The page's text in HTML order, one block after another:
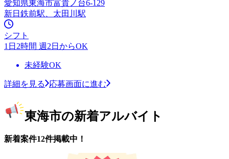
愛知県東海市富貴ノ台6-129
新日鉄前駅、太田川駅
シフト
1日2時間 週2日からOK
未経験OK
詳細を見る 応募画面に進む
東海市の新着アルバイト
新着案件12件掲載中！